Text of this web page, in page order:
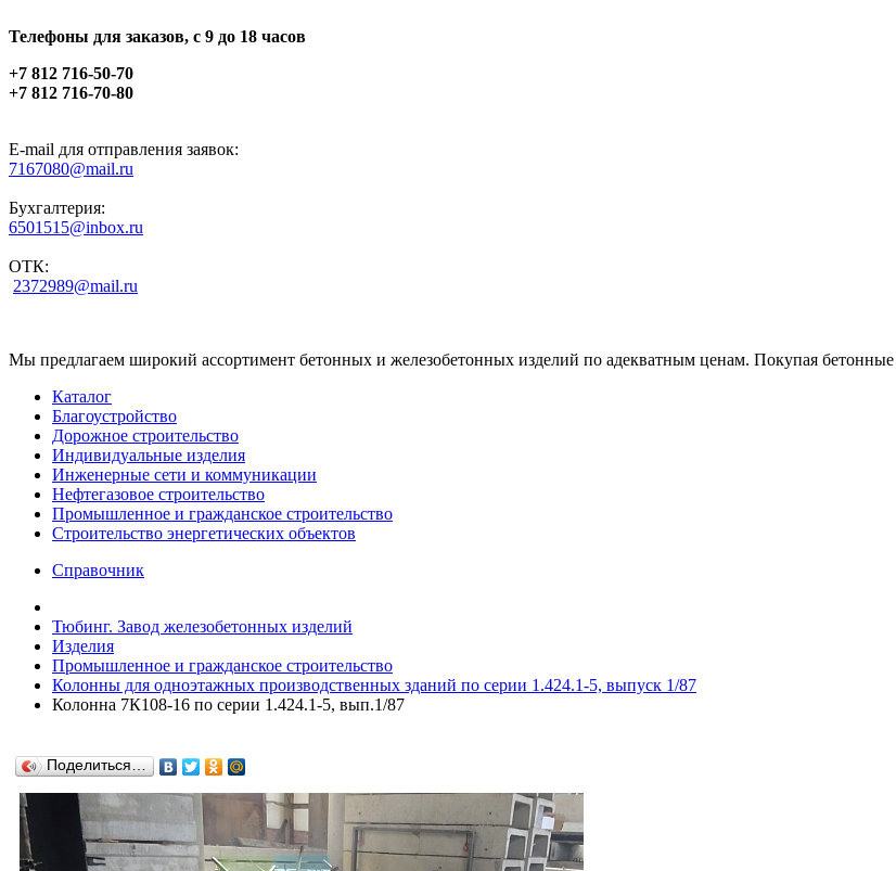
Телефоны для заказов, c 9 до 18 часов
+7 812 716-50-70
+7 812 716-70-80
E-mail для отправления заявок:
7167080@mail.ru
Бухгалтерия:
6501515@inbox.ru
ОТК:
2372989@mail.ru
Мы предлагаем широкий ассортимент бетонных и железобетонных изделий по адекватным ценам. Покупая
Каталог
Благоустройство
Дорожное строительство
Индивидуальные изделия
Инженерные сети и коммуникации
Нефтегазовое строительство
Промышленное и гражданское строительство
Строительство энергетических объектов
Справочник
Тюбинг. Завод железобетонных изделий
Изделия
Промышленное и гражданское строительство
Колонны для одноэтажных производственных зданий по серии 1.424.1-5, выпуск 1/87
Колонна 7К108-16 по серии 1.424.1-5, вып.1/87
Поделиться…